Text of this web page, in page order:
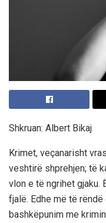
Shkruan: Albert Bikaj
Krimet, veçanarisht
veshtirë shprehjen; të
vlon e të ngrihet gjaku.
fjalë. Edhe më të
bashkëpunim me